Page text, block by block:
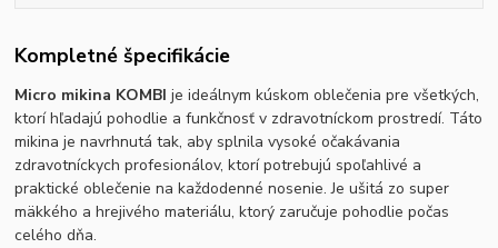
Kompletné špecifikácie
Micro mikina KOMBIje ideálnym kúskom oblečenia pre všetkých,
ktorí hľadajú pohodlie a funkčnosť v zdravotníckom prostredí. Táto
mikina je navrhnutá tak, aby splnila vysoké očakávania
zdravotníckych profesionálov, ktorí potrebujú spoľahlivé a
praktické oblečenie na každodenné nosenie. Je ušitá zo super
mäkkého a hrejivého materiálu, ktorý zaručuje pohodlie počas
celého dňa.